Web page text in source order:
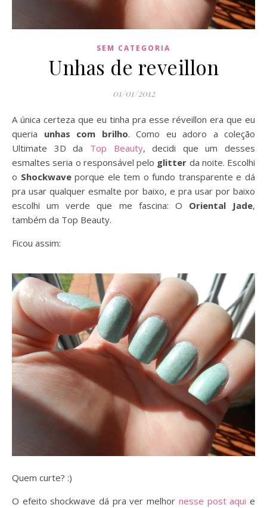
SEM CATEGORIA
Unhas de reveillon
01/01/2012
A única certeza que eu tinha pra esse réveillon era que eu
queria unhas com brilho. Como eu adoro a coleção
Ultimate 3D da Top Beauty, decidi que um desses
esmaltes seria o responsável pelo glitter da noite. Escolhi
o Shockwaveporque ele tem o fundo transparente e dá
pra usar qualquer esmalte por baixo, e pra usar por baixo
escolhi um verde que me fascina: O Oriental Jade,
também da Top Beauty.
Ficou assim:
Quem curte? :)
O efeito shockwave dá pra ver melhor nesse post aqui e